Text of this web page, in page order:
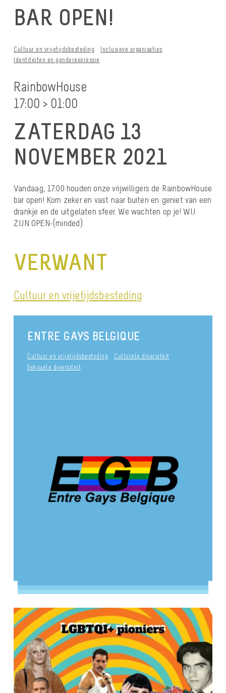
BAR OPEN!
Cultuur en vrijetijdsbesteding
Inclusieve organisaties
Identiteiten en genderexpressie
RainbowHouse
17:00 > 01:00
ZATERDAG 13
NOVEMBER 2021
Vandaag, 17:00 houden onze vrijwilligers de RainbowHouse
bar open! Kom zeker en vast naar buiten en geniet van een
drankje en de uitgelaten sfeer. We wachten op je! WIJ
ZIJN OPEN-(minded)
VERWANT
Cultuur en vrijetijdsbesteding
ENTRE GAYS BELGIQUE
Cultuur en vrijetijdsbesteding
Culturele diversiteit
Seksuele diversiteit